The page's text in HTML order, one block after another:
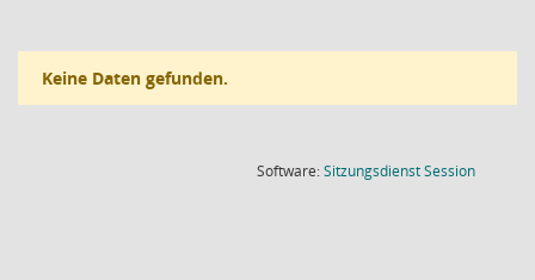
Keine Daten gefunden.
Software:SitzungsdienstSession(Wird in